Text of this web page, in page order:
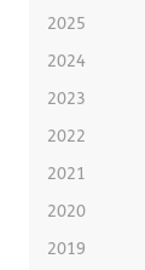
2025
2024
2023
2022
2021
2020
2019